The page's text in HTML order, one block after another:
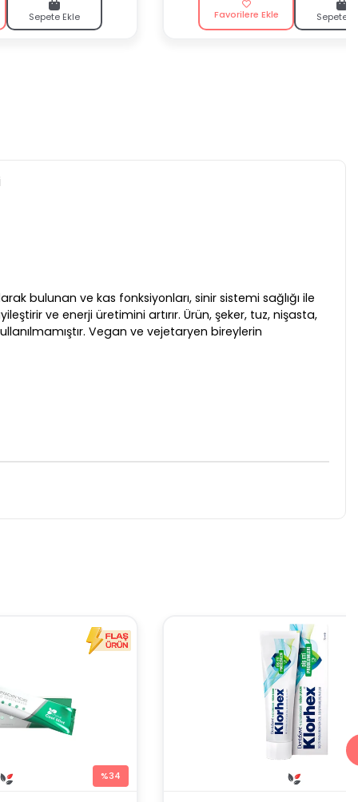
Sepete Ekle Favorilere Ekle Sepete
bulunan ve kas fonksiyonları, sinir sistemi sağlığı ile
ve enerji üretimini artırır. Ürün, şeker, tuz, nişasta,
Vegan ve vejetaryen bireylerin
%34